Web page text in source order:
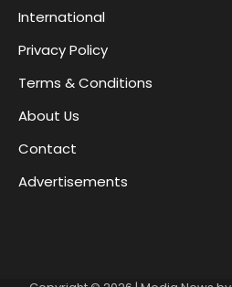
International
Privacy Policy
Terms & Conditions
About Us
Contact
Advertisements